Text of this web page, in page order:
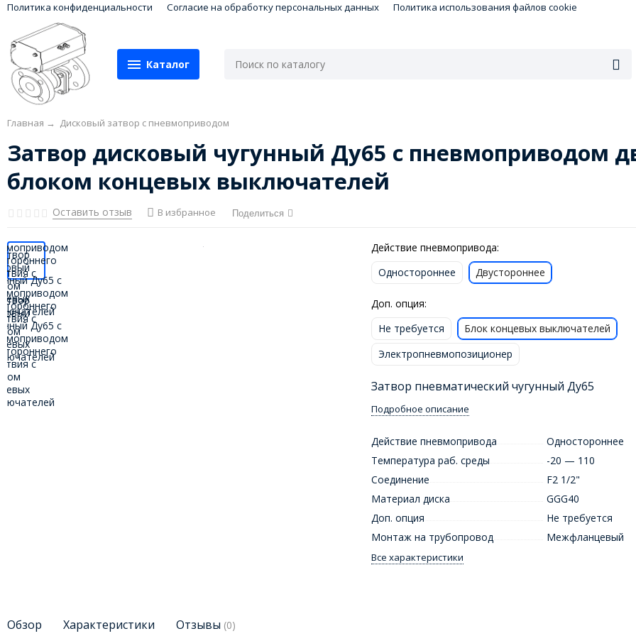
Политика конфиденциальности Согласие на обработку персональных данных Политика использования файлов cookie
Каталог
Главная → Дисковый затвор с пневмоприводом
Затвор дисковый чугунный Ду65 с пневмоприводом
блоком концевых выключателей
Оставить отзыв В избранное Поделиться
Действие пневмопривода:
Одностороннее
Двустороннее
Доп. опция:
Не требуется
Блок концевых выключателей
Электропневмопозиционер
Затвор пневматический чугунный Ду65
Подробное описание
Действие пневмопривода
Одностороннее
Температура раб. среды
-20 — 110
Соединение
F2 1/2"
Материал диска
GGG40
Доп. опция
Не требуется
Монтаж на трубопровод
Межфланцевый
Все характеристики
Обзор Характеристики Отзывы (0)